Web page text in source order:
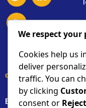
contact details
Bilogorska 17d,
We respect your
Cookies help us
deliver
traffic. You can
by clicking
consent or